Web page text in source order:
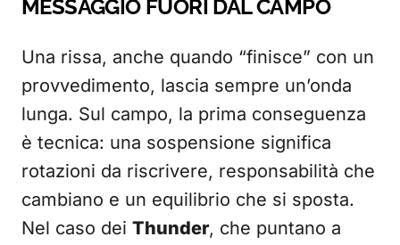
MESSAGGIO FUORI DAL CAMPO
Una rissa, anche quando “finisce” con un
provvedimento, lascia sempre un’onda
lunga. Sul campo, la prima conseguenza
è tecnica: una sospensione significa
rotazioni da riscrivere, responsabilità che
cambiano e un equilibrio che si sposta.
Nel caso dei Thunder, che puntano a